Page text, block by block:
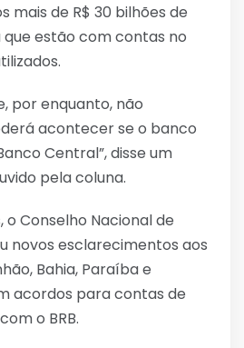
mais de R$ 30 bilhões de
que estão com contas no
por enquanto, não
acontecer se o banco
Central”, disse um
pela coluna.
o Conselho Nacional de
novos esclarecimentos aos
Bahia, Paraíba e
acordos para contas de
o BRB.